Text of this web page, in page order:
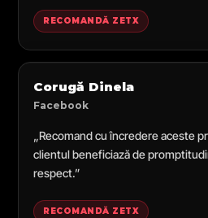
RECOMANDĂ ZETX
Corugă Dinela
Facebook
„Recomand cu încredere aceste
clientul beneficiază de
respect.”
RECOMANDĂ ZETX